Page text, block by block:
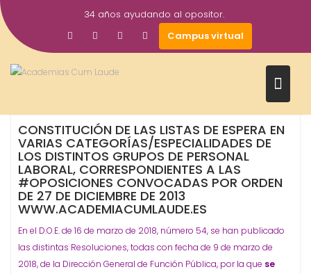
Saltar
al
contenido
34 años ayudando al opositor.
Campus virtual
Mar
2018
academiacumlaudeoposiciones Prensa
Personal Laboral
CONSTITUCIÓN DE LAS LISTAS DE ESPERA EN
VARIAS CATEGORÍAS/ESPECIALIDADES DE
LOS DISTINTOS GRUPOS DE PERSONAL
LABORAL, CORRESPONDIENTES A LAS
#OPOSICIONES CONVOCADAS POR ORDEN
DE 27 DE DICIEMBRE DE 2013
WWW.ACADEMIACUMLAUDE.ES
En el D.O.E. de 16 de marzo de 2018, número 54, se han publicado
las distintas Resoluciones, todas con fecha de 9 de marzo de
2018, de la Dirección General de Función Pública, por la que se